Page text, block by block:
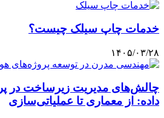
خدمات چاپ سیلک چیست؟
۱۴۰۵/۰۳/۲۸
چالش‌های مدیریت زیرساخت در
داده: از معماری تا عملیاتی‌سازی